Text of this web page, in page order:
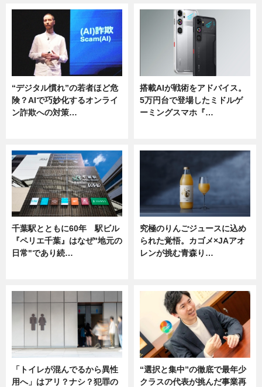
“デジタル慣れ”の若者ほど危
険？AIで巧妙化するオンライ
ン詐欺への対策…
搭載AIが戦術をアドバイス。
5万円台で登場したミドルゲ
ーミングスマホ『…
千葉駅とともに60年 駅ビル
『ペリエ千葉』はなぜ"地元の
日常"であり続…
究極のりんごジュースに込め
られた覚悟。カゴメ×JAアオ
レンが挑む青森り…
「トイレが混んでるから異性
用へ」はアリ？ナシ？犯罪の
“選択と集中”の徹底で最年少
クラスの代表が挑んだ事業再